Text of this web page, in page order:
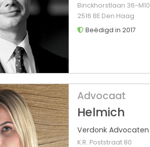
Binckhorstlaan 36-
2516 BE Den Haag
Beëdigd in 2017
Advocaat
Helmich
Verdonk Advocaten
K.R. Poststraat 80